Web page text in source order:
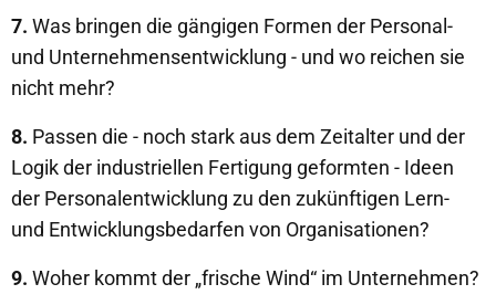
7. Was bringen die gängigen Formen der Personal-
und Unternehmensentwicklung - und wo reichen sie
nicht mehr?
8. Passen die - noch stark aus dem Zeitalter und der
Logik der industriellen Fertigung geformten - Ideen
der Personalentwicklung zu den zukünftigen Lern-
und Entwicklungsbedarfen von Organisationen?
9. Woher kommt der „frische Wind“ im Unternehmen?